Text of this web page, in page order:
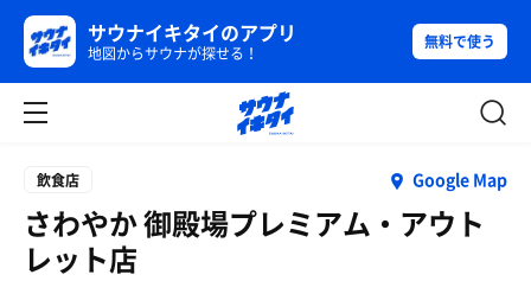
サウナイキタイのアプリ
地図からサウナが探せる！
無料で使う
飲食店 Google Map
さわやか 御殿場プレミアム・アウト
レット店